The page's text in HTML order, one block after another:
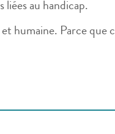
liées au handicap.
humaine. Parce que